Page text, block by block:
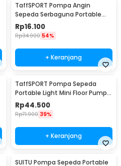
TaffSPORT Pompa Angin
Sepeda Serbaguna Portable
Pump 120 PSI - PM40
Rp16.100
Rp34.900 54%
+ Keranjang
TaffSPORT Pompa Sepeda
Portable Light Mini Floor Pump
160 PSI - PM90
Rp44.500
Rp71.900 39%
+ Keranjang
SUITU Pompa Sepeda Portable